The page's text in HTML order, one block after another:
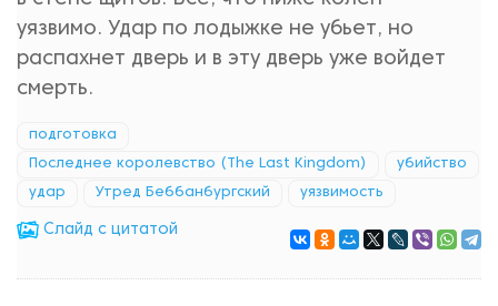
уязвимо. Удар по лодыжке не убьет, но
распахнет дверь и в эту дверь уже войдет
смерть.
подготовка
Последнее королевство (The Last Kingdom) убийство
удар Утред Беббанбургский уязвимость
Cлайд с цитатой